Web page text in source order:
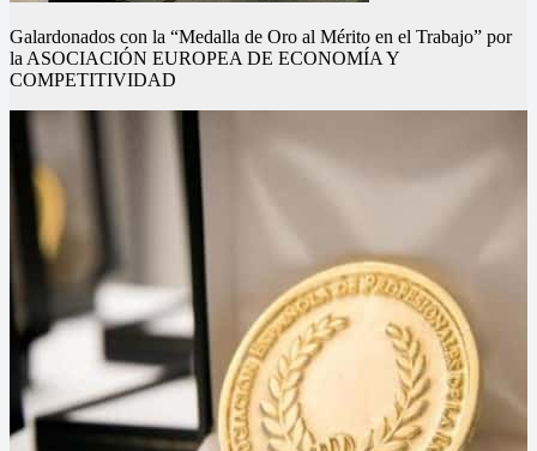
Galardonados con la “Medalla de Oro al Mérito en el Trabajo” por
la ASOCIACIÓN EUROPEA DE ECONOMÍA Y
COMPETITIVIDAD